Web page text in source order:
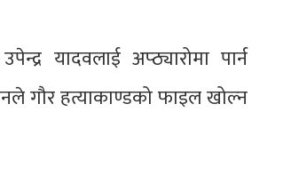
यादवलाई अप्ठ्यारोमा पार्न
गौर हत्याकाण्डको फाइल खोल्न